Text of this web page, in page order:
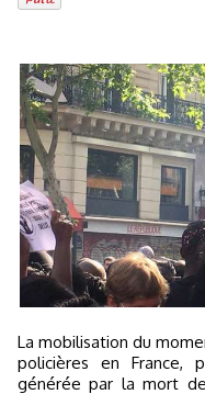
La mobilisation du moment contre le racisme et les violences
policières en France,
générée par la mort